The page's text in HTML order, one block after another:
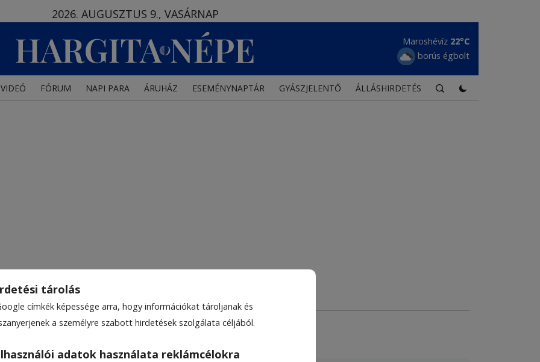
tárolás
címkék képessége arra, hogy információkat tároljanak és
a személyre szabott hirdetések szolgálata céljából.
adatok használata reklámcélokra
2026. AUGUSZTUS 9., VASÁRNAP
Borszék 19°C
szórványos felhőzet
VIDEÓ FÓRUM NAPI PARA ÁRUHÁZ ESEMÉNYNAPTÁR GYÁSZJELENTŐ ÁLLÁSHIRDETÉS
az autó-roncsprogram